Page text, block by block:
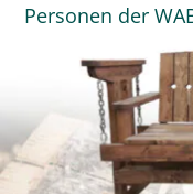
Personen der